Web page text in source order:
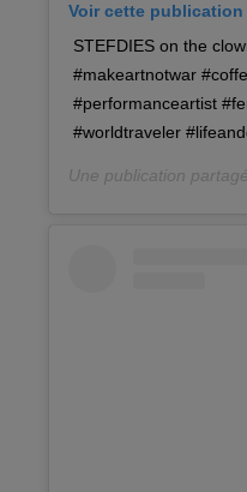
Voir cette
STEFDIES on the
#makeartnotwar
#performanceartist
#worldtraveler
Une publication